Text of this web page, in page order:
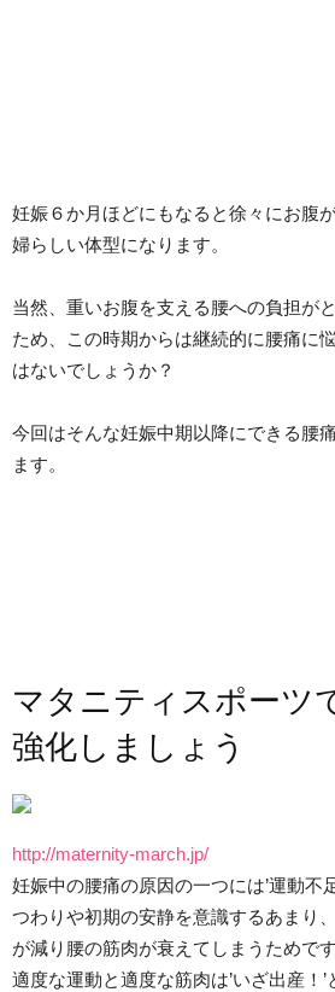
妊娠６か月ほどにもなると徐々にお腹
婦らしい体型になります。
当然、重いお腹を支える腰への負担が
ため、この時期からは継続的に腰痛に
はないでしょうか？
今回はそんな妊娠中期以降にできる腰
ます。
マタニティスポーツ
強化しましょう
http://maternity-march.jp/
妊娠中の腰痛の原因の一つには’運動不
つわりや初期の安静を意識するあまり
が減り腰の筋肉が衰えてしまうためです
適度な運動と適度な筋肉は’いざ出産！